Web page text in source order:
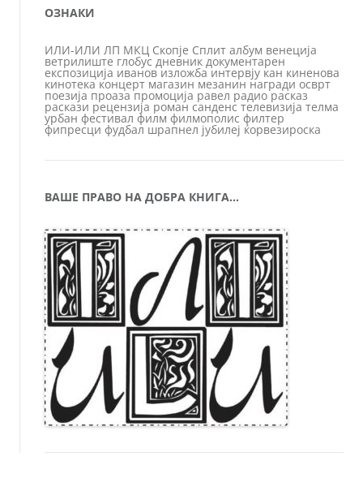
ОЗНАКИ
ИЛИ-ИЛИ ЛП МКЦ Скопје Сплит албум венеција
ветрилиште глобус дневник документарен
експозиција иванов изложба интервју кан киненова
кинотека концерт магазин мезанин награди осврт
поезија проаза промоција равел радио расказ
раскази рецензија роман санденс телевизија телма
урбан фестивал филм филмополис филтер
фипресци фудбал шрапнел јубилеј ќорвезироска
ВАШЕ ПРАВО НА ДОБРА КНИГА…